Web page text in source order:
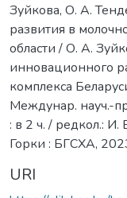
Зуйкова, О. А.
развития в
области / О. А.
инновационного
комплекса
Междунар. науч.-
: в 2 ч. / редкол.:
Горки : БГСХА,
URI